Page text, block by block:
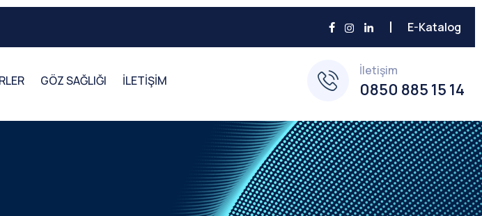
E-Katalog
GÖZ SAĞLIĞI İLETİŞİM
İletişim
0850 885 15 14